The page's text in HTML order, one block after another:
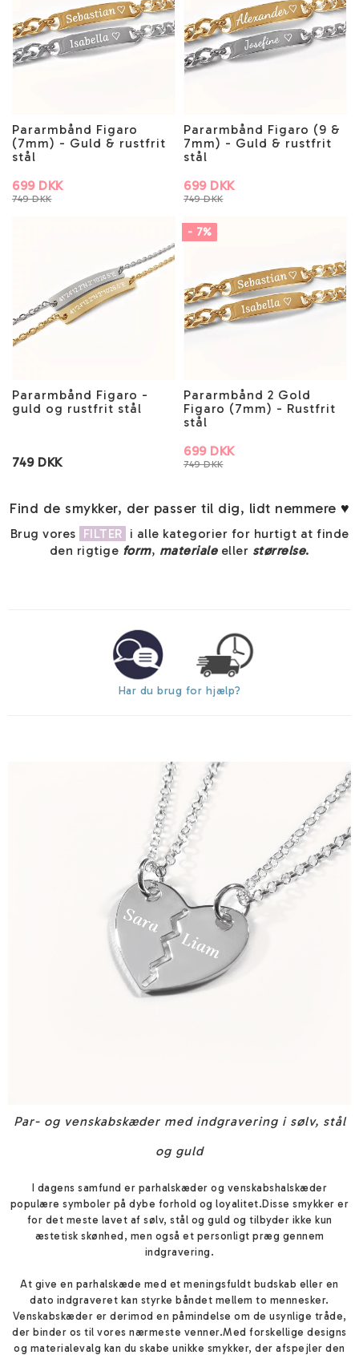
Pararmbånd Figaro
(7mm) - Guld & rustfrit
stål
749 DKK
699 DKK
Pararmbånd Figaro (9 &
7mm) - Guld & rustfrit
stål
749 DKK
699 DKK
Pararmbånd Figaro -
guld og rustfrit stål
749 DKK
- 7%
Pararmbånd 2 Gold
Figaro (7mm) - Rustfrit
stål
749 DKK
699 DKK
Find de smykker, der passer til dig, lidt nemmere ♥
Brug vores FILTER i alle kategorier for hurtigt at finde
den rigtige form, materialeeller størrelse.
Har du brug for hjælp?
Par- og venskabskæder med indgravering i sølv, stål
og guld
I dagens samfund er parhalskæder og venskabshalskæder
populære symboler på dybe forhold og loyalitet.Disse smykker er
for det meste lavet af sølv, stål og guld og tilbyder ikke kun
æstetisk skønhed, men også et personligt præg gennem
indgravering.
At give en parhalskæde med et meningsfuldt budskab eller en
dato indgraveret kan styrke båndet mellem to mennesker.
Venskabskæder er derimod en påmindelse om de usynlige tråde,
der binder os til vores nærmeste venner.Med forskellige designs
og materialevalg kan du skabe unikke smykker, der afspejler den